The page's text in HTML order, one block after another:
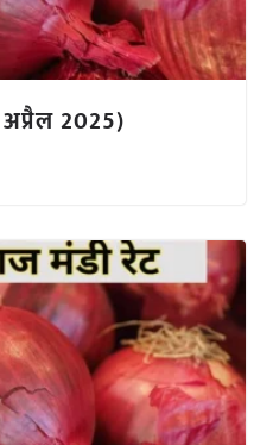
2025)